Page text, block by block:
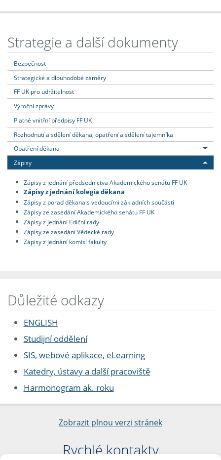
Strategie a další dokumenty
Bezpečnost
Strategické a dlouhodobé záměry
FF UK pro udržitelnost
Výroční zprávy
Platné vnitřní předpisy FF UK
Rozhodnutí a sdělení děkana, opatření a sdělení tajemníka
Opatření děkana
Zápisy
Zápisy z jednání předsednictva Akademického senátu FF UK
Zápisy z jednání kolegia děkana
Zápisy z porad děkana s vedoucími základních součástí
Zápisy ze zasedání Akademického senátu FF UK
Zápisy z jednání Ediční rady
Zápisy ze zasedání Vědecké rady
Zápisy z jednání komisí fakulty
Důležité odkazy
ENGLISH
Studijní oddělení
SIS, webové aplikace, eLearning
Katedry, ústavy a další pracoviště
Harmonogram ak. roku
Zobrazit plnou verzi stránek
Rychlé kontakty